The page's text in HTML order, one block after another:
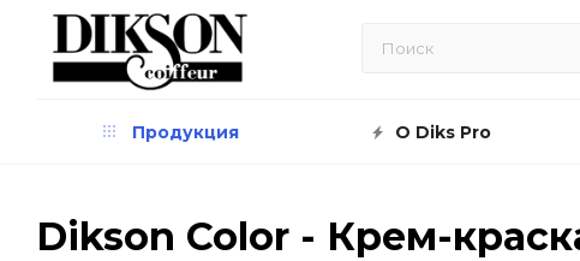
Продукция О Diks Pro
Dikson Color - Крем-